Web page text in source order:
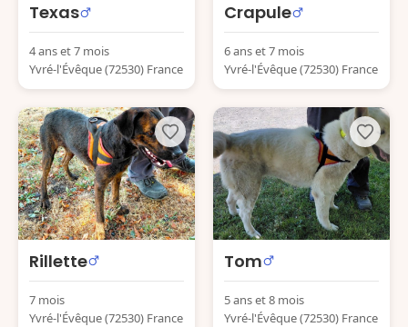
Texas
4 ans et 7 mois
Yvré-l'Évêque (72530) France
Crapule
6 ans et 7 mois
Yvré-l'Évêque (72530) France
Rillette
7 mois
Yvré-l'Évêque (72530) France
Tom
5 ans et 8 mois
Yvré-l'Évêque (72530) France